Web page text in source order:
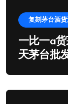
复刻茅台酒货
一比一a
天茅台批